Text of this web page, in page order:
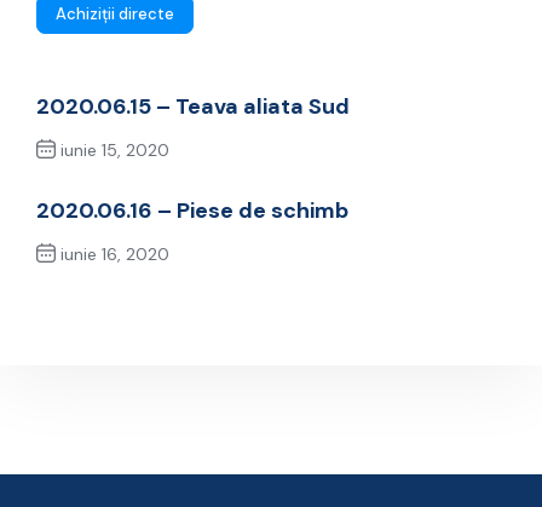
Achiziții directe
2020.06.15 – Teava aliata Sud
iunie 15, 2020
2020.06.16 – Piese de schimb
iunie 16, 2020